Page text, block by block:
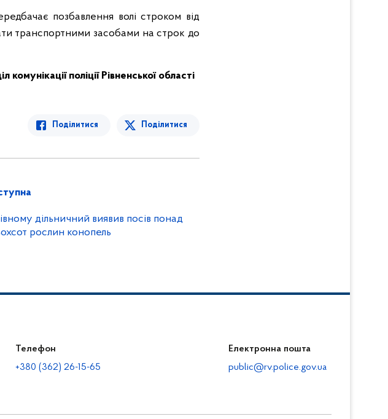
позбавлення волі строком від
транспортними засобами на строк до
комунікації поліції Рівненської області
Поділитися Поділитися
дільничний виявив посів понад
рослин конопель
Телефон
+380 (362) 26-15-65
Електронна пошта
public@rv.police.gov.ua